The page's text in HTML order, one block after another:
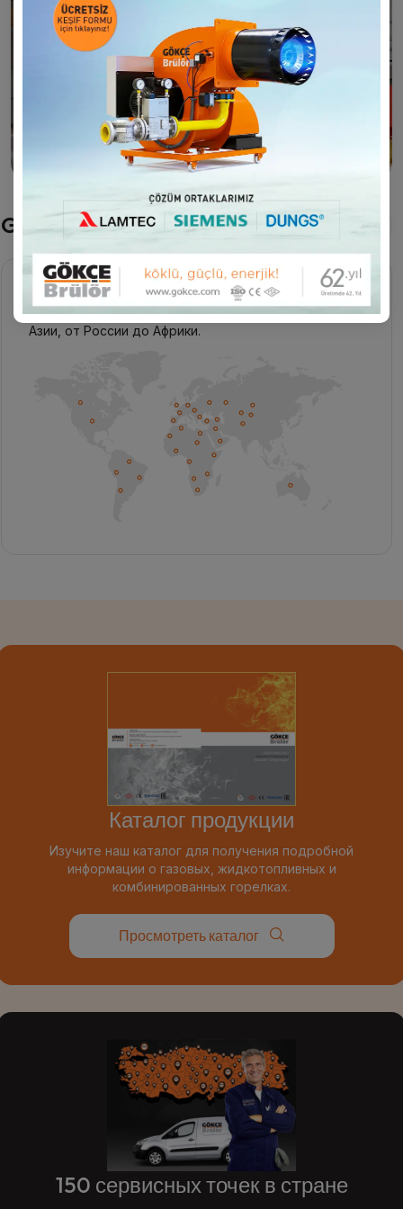
фильм
Gökçe Горелки в мире Подробнее
Gökçe Горелки расширяет географию экспорта с
Европейскими стандартами от Европы до Средней
Азии, от России до Африки.
Каталог продукции
Изучите наш каталог для получения подробной
информации о газовых, жидкотопливных и
комбинированных горелках.
Просмотреть каталог
150 сервисных точек в стране